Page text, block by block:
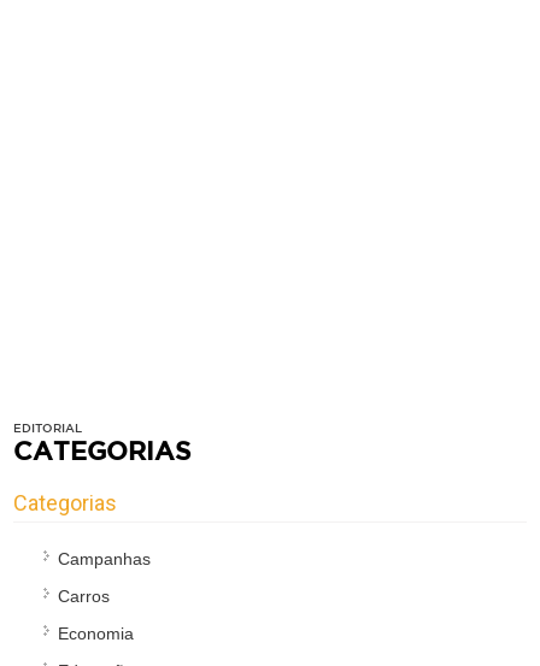
EDITORIAL
CATEGORIAS
Categorias
Campanhas
Carros
Economia